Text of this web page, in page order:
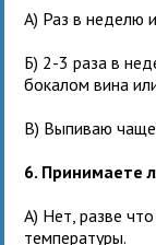
А) Раз в неделю
Б) 2-3 раза в
бокалом вина
В) Выпиваю
6. Принимаете
А) Нет, разве
температуры.